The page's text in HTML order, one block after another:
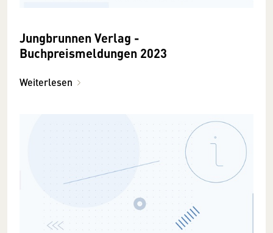
Jungbrunnen Verlag -
Buchpreismeldungen 2023
Weiterlesen